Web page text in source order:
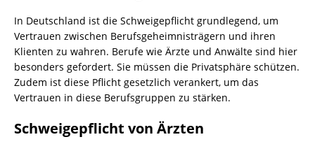
In Deutschland ist die Schweigepflicht grundlegend, um
Vertrauen zwischen Berufsgeheimnisträgern und ihren
Klienten zu wahren. Berufe wie Ärzte und Anwälte sind hier
besonders gefordert. Sie müssen die Privatsphäre schützen.
Zudem ist diese Pflicht gesetzlich verankert, um das
Vertrauen in diese Berufsgruppen zu stärken.
Schweigepflicht von Ärzten